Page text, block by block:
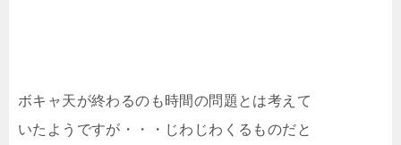
ボキャ天が終わるのも時間の問題とは考えて
いたようですが・・・じわじわくるものだと